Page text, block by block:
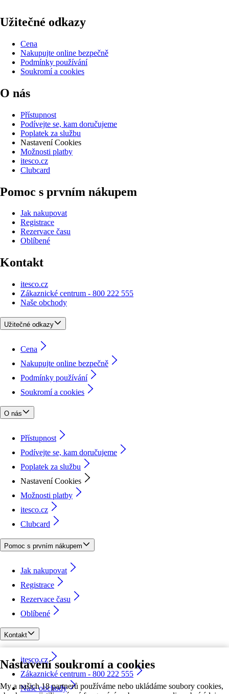
Nastavení soukromí a cookies
My a našich 18 partnerů používáme nebo ukládáme soubory cookies,
Užitečné odkazy
Cena
Nakupujte online bezpečně
Podmínky používání
Soukromí a cookies
O nás
Přístupnost
Podívejte se, kam doručujeme
Poplatek za službu
Nastavení Cookies
Možnosti platby
itesco.cz
Clubcard
Pomoc s prvním nákupem
Jak nakupovat
Registrace
Rezervace času
Oblíbené
Kontakt
itesco.cz
Zákaznické centrum - 800 222 555
Naše obchody
Užitečné odkazy
Cena
Nakupujte online bezpečně
Podmínky používání
Soukromí a cookies
O nás
Přístupnost
Podívejte se, kam doručujeme
Poplatek za službu
Nastavení Cookies
Možnosti platby
itesco.cz
Clubcard
Pomoc s prvním nákupem
Jak nakupovat
Registrace
Rezervace času
Oblíbené
Kontakt
itesco.cz
Zákaznické centrum - 800 222 555
Naše obchody